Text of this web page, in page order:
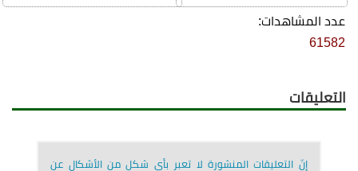
عدد المشاهدات:
61582
التعليقات
إنّ التعليقات المنشورة لا تعبر بأي شكل من الأشكال عن